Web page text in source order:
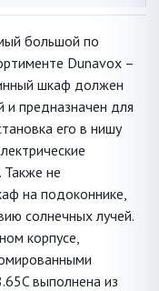
большой по
Dunavox –
шкаф должен
и предназначен для
его в нишу
Также не
на подоконнике,
солнечных лучей.
корпусе,
выполнена из